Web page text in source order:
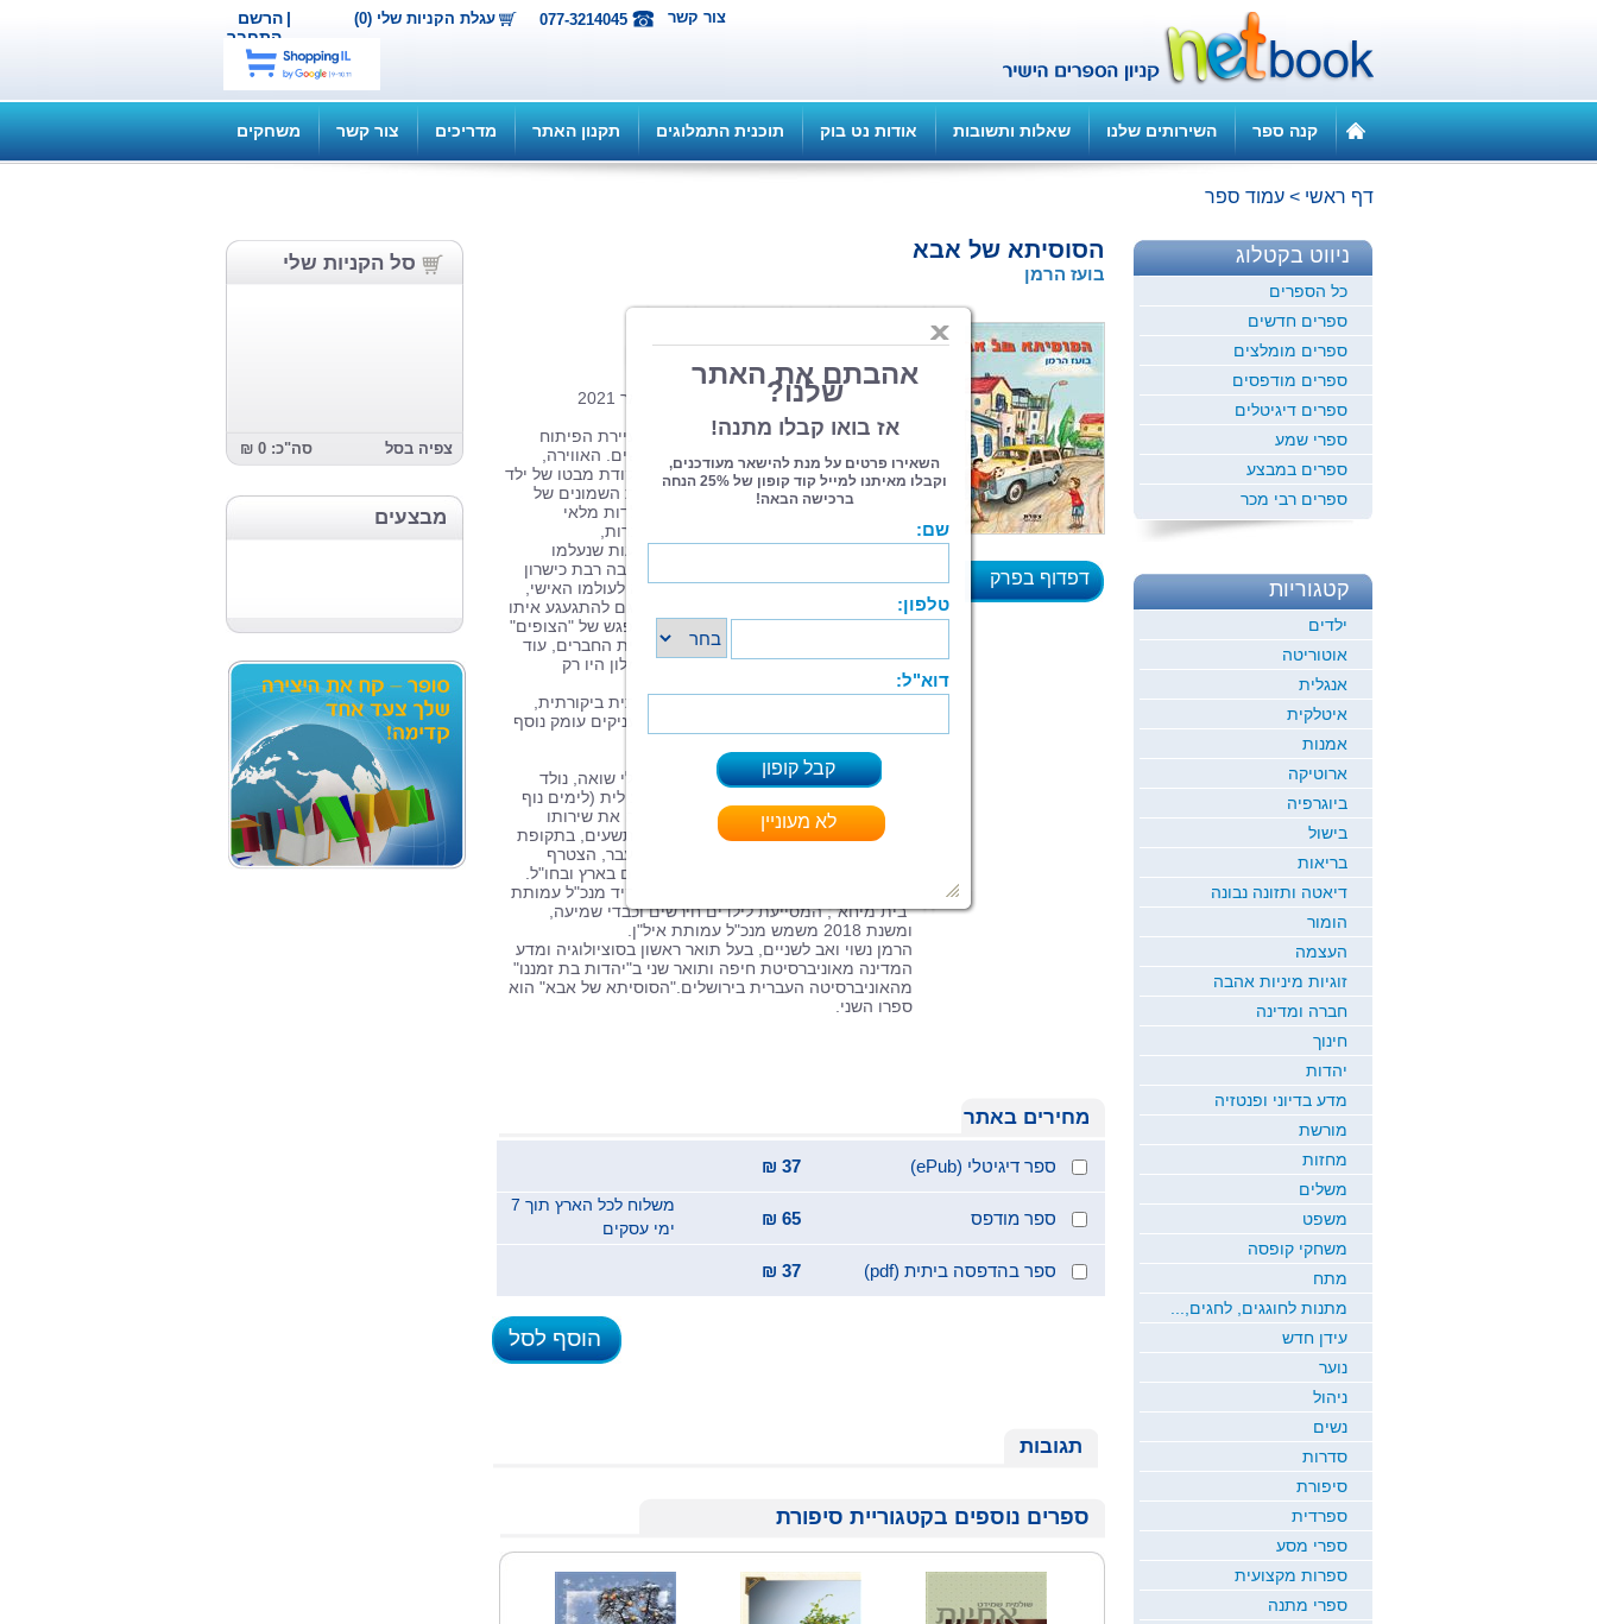
הרשם |
התחבר
עגלת הקניות שלי (0) 077-3214045 צור קשר
קנה ספר השירותים שלנו שאלות ותשובות אודות נט בוק תוכנית התמלוגים תקנון האתר מדריכים צור קשר משחקים
דף ראשי > עמוד ספר
סל הקניות שלי
צפיה בסל סה"כ: 0 ₪
מבצעים
הסוסיתא של אבא
בועז הרמן
דפדוף בפרק
כריכה רכה, 90 עמ', פורמט 14.5/21, ינואר 2021
בועז הרמןעבר עם משפחתו מהקיבוץ לעיירת הפיתוח
נצרת עילית (נוף הגליל) בסוף שנות השישים. האווירה,
התרבות, החוויות, האנשים והתמונות מנקודת מבטו של ילד
צעיר ונער מתבגר בשנות השבעים ותחילת השמונים של
המאה הקודמת – כולם נטווים בסיפורי ילדות מלאי
נוסטלגיה וגעגועים לימים של פשטות, חברות,
אינטראקציות חברתיות אינטימיות, מקצועות שנעלמו
מהנוף וטכנולוגיה לפני עידן ההייטק. בכתיבה רבת כישרון
וסוחפת מצליח הסופר להכניס את הקורא לעולמו האישי,
לגרום לו להיזכר במה שהיה ברור מאליו וגם להתגעגע איתו
לאהבה הראשונה, לסוסיתא של אבא, למפגש של "הצופים"
בצריף המתפרק, לחלבן ולאירוח בקיץ בבית החברים, עוד
לפני שהמושג "צימר" היה מוכר וכשבתי מלון היו רק
לעשירים.
בתוך כל סיפור קצר משולבת קריצה חברתית ביקורתית,
מעין מוסר השכל או חומר למחשבה, המעניקים עומק נוסף
לסיפוריו.
בועז הרמן, בן זקונים ליחיאל ורבקה, ניצולי שואה, נולד
בקיבוץ רוחמה בשנת 1965, גדל בנצרת עילית (לימים נוף
הגליל), היה פעיל בתנועת "הצופים" ועשה את שירותו
הצבאי כלוחם בצנחנים. בראשית שנות התשעים, בתקופת
גלי העלייה הגדולים מברית המועצות לשעבר, הצטרף
לסוכנות היהודית ובה מילא מגוון תפקידים בארץ ובחו"ל.
משנת 2010 הוא פעיל חברתי, כיהן בתפקיד מנכ"ל עמותת
"בית מיחא", המסייעת לילדים חירשים וכבדי שמיעה,
ומשנת 2018 משמש מנכ"ל עמותת איל"ן.
הרמן נשוי ואב לשניים, בעל תואר ראשון בסוציולוגיה ומדע
המדינה מאוניברסיטת חיפה ותואר שני ב"יהדות בת זמננו"
מהאוניברסיטה העברית בירושלים."הסוסיתא של אבא" הוא
ספרו השני.
מחירים באתר
ספר דיגיטלי (ePub) 37 ₪
ספר מודפס 65 ₪
משלוח לכל הארץ תוך 7
ימי עסקים
ספר בהדפסה ביתית (pdf) 37 ₪
הוסף לסל
תגובות
ספרים נוספים בקטגוריית סיפורת
ניווט בקטלוג
כל הספרים
ספרים חדשים
ספרים מומלצים
ספרים מודפסים
ספרים דיגיטלים
ספרי שמע
ספרים במבצע
ספרים רבי מכר
קטגוריות
ילדים
אוטוריטה
אנגלית
איטלקית
אמנות
ארוטיקה
ביוגרפיה
בישול
בריאות
דיאטה ותזונה נבונה
הומור
העצמה
זוגיות מיניות אהבה
חברה ומדינה
חינוך
יהדות
מדע בדיוני ופנטזיה
מורשת
מחזות
משלים
משפט
משחקי קופסה
מתח
מתנות לחוגגים, לחגים,...
עידן חדש
נוער
ניהול
נשים
סדרות
סיפורת
ספרדית
ספרי מסע
ספרות מקצועית
ספרי מתנה